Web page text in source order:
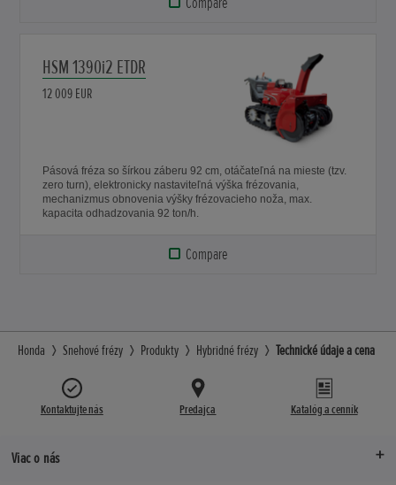
HSM 1390i2 ETDR
12 009 EUR
Pásová fréza so šírkou záberu 92 cm, otáčateľná na mieste (tzv.
zero turn), elektronicky nastaviteľná výška frézovania,
mechanizmus obnovenia výšky frézovacieho noža, max.
kapacita odhadzovania 92 ton/h.
Compare
Honda Snehové frézy Produkty Hybridné frézy Technické údaje a cena
Kontaktujte nás Predajca Katalóg a cenník
Viac o nás